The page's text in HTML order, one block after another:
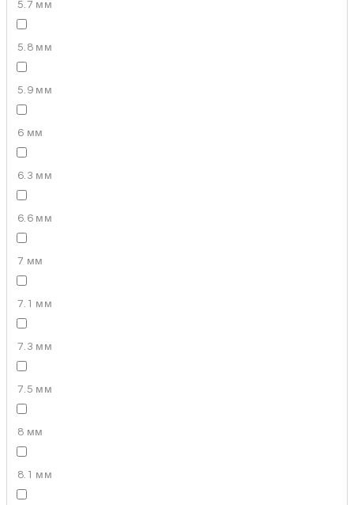
5.7 мм
5.8 мм
5.9 мм
6 мм
6.3 мм
6.6 мм
7 мм
7.1 мм
7.3 мм
7.5 мм
8 мм
8.1 мм